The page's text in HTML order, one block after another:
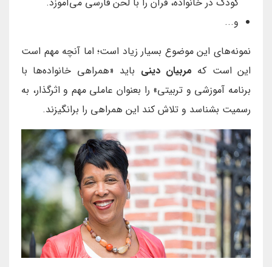
و...
نمونه‌های این موضوع بسیار زیاد است؛ اما آنچه مهم است
این است که مربیان دینی باید «همراهی خانواده‌ها با
برنامه آموزشی و تربیتی» را بعنوان عاملی مهم و اثرگذار، به
رسمیت بشناسد و تلاش کند این همراهی را برانگیزند.